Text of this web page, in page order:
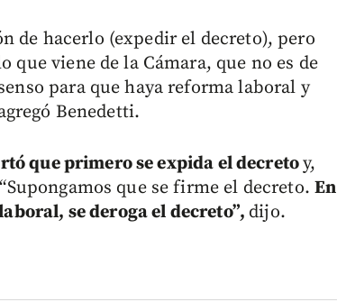
de hacerlo (expedir el decreto), pero
que viene de la Cámara, que no es de
para que haya reforma laboral y
Benedetti.
que primero se expida el decretoy,
que se firme el decreto.En
se deroga el decreto”, dijo.